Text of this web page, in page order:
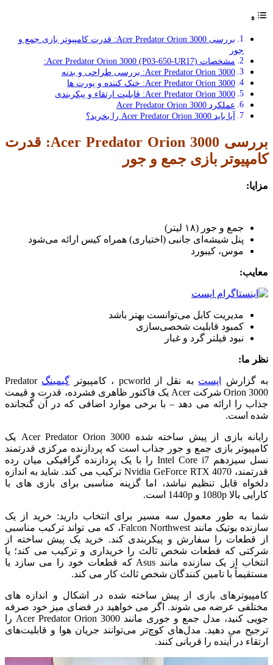
بررسی Acer Predator Orion 3000: قدرت کامپیوتر بازی جمع و
جور
مشخصات Acer Predator Orion 3000 (P03-650-UR17):
Acer Predator Orion 3000: بررسی طراحی و بدنه
Acer Predator Orion 3000: خنک کننده و پورت ها
Acer Predator Orion 3000: قابلیت ارتقاء و پیکربندی
عملکرد Acer Predator Orion 3000
آیا باید Acer Predator Orion 3000 را بخرید؟
بررسی Acer Predator Orion 3000: قدرت
کامپیوتر بازی جمع و جور
مزایا:
جمع و جور (۱۸ لیتر)
پنل شیشه‌ای جانبی (اختیاری) همراه کیس ارائه می‌شود
موس، کیبورد
معایب:
مدیریت کابل می‌توانست بهتر باشد
کمبود قابلیت شخصی‌سازی
نبود فیلتر گرد و غبار
نظر ما:
به گزارش اپست به نقل از pcworld ، کامپیوتر گیمینگ Predator
Orion 3000 شرکت Acer یک فاکتور ظاهری فشرده، قدرت و قیمت
جذاب را ارائه می دهد – با برخی موارد اضافی که در آن گنجانده
شده است.
رایانه بازی از پیش ساخته شده Acer Predator Orion 3000 یک
کامپیوتر بازی جمع و جور جذاب است که پردازنده مرکزی قدرتمند
نسل سیزدهم Intel Core i7 را با یک پردازنده گرافیکی میان رده
قدرتمند، Nvidia GeForce RTX 4070 ترکیب می کند. شاید به اندازه
دلخواه قابل تنظیم نباشد، اما گزینه مناسبی برای بازی های با
کارایی بالا 1080p و 1440p است.
شما به طور معمول سه مسیر برای انتخاب دارید: خرید از یک
سازنده بوتیک مانند Falcon Northwest، که می تواند ترکیب مناسبی
از قطعات را سفارش و پیکربندی کند. خرید یک پیش ساخته از
شرکتی که قطعات شخص ثالث را خریداری و ترکیب می کند؛ یا
انتخاب از یک سازنده مانند Asus که قطعات خود را می سازد یا
مستقیماً با تامین کنندگان شخص ثالث کار می کند.
کامپیوترهای بازی از پیش ساخته شده در اشکال و اندازه های
مختلفی عرضه می شوند. اگر می خواهید در فضای میز خود صرفه
جویی کنید، مدل جمع و جوری مانند Acer Predator Orion 3000 را
ترجیح می دهید. مدل‌های کوچ‌تر می‌توانند جریان هوا و قابلیت‌های
ارتقاء در آینده را قربانی کنند.